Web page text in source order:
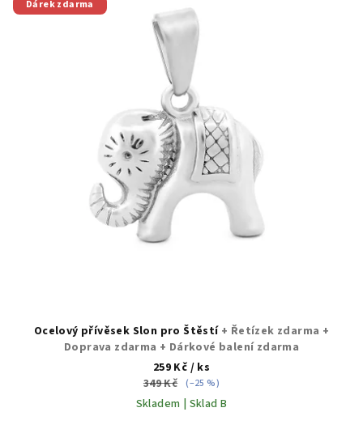
p
Dárek zdarma
Ocelový přívěsek Slon pro Štěstí + Řetízek zdarma +
Doprava zdarma + Dárkové balení zdarma
259 Kč / ks
349 Kč (–25 %)
Skladem | Sklad B